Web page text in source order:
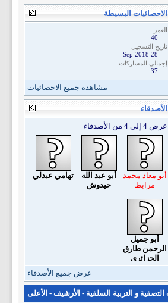
الاحصائيات البسيطة
العمر
40
تاريخ التسجيل
28 Sep 2018
إجمالي المشاركات
37
مشاهدة جميع الاحصائيات
الأصدقاء
عرض 4 إلى 4 من الأصدقاء
أبو معاذ محمد
مرابط
أبو عبد الله
حيدوش
تهامي عبدلي
أبو جميل
الرحمن طارق
الجزائري
عرض جميع الأصدقاء
التصفية و التربية السلفية - الأرشيف - الأعلى